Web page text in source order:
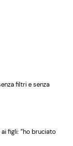
filtri e senza
figli: “ho bruciato